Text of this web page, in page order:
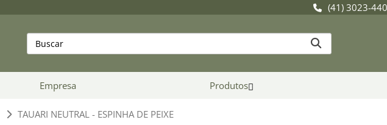
(41) 3023-
Empresa Produtos
TAUARI NEUTRAL - ESPINHA DE PEIXE